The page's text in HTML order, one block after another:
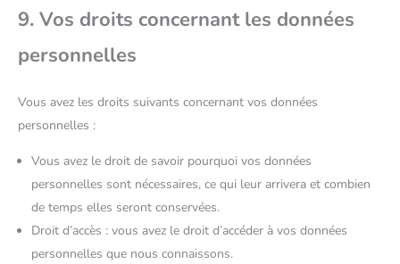
9. Vos droits concernant les données
personnelles
Vous avez les droits suivants concernant vos données
personnelles :
Vous avez le droit de savoir pourquoi vos données
personnelles sont nécessaires, ce qui leur arrivera et combien
de temps elles seront conservées.
Droit d’accès : vous avez le droit d’accéder à vos données
personnelles que nous connaissons.